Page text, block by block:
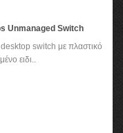
Unmanaged Switch
switch με πλαστικό
ειδι..